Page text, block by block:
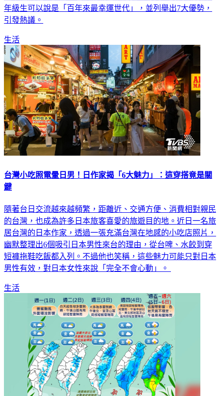
年級生可以說是「百年來最幸運世代」，並列舉出7大優勢，
引發熱議。
生活
台灣小吃照電暈日男！日作家揭「6大魅力」：這穿搭竟是關
鍵
隨著台日交流越來越頻繁，距離近、交通方便、消費相對親民
的台灣，也成為許多日本旅客喜愛的旅遊目的地。近日一名旅
居台灣的日本作家，透過一張充滿台灣在地感的小吃店照片，
幽默整理出6個吸引日本男性來台的理由，從台啤、水餃到穿
短褲拖鞋吃飯都入列。不過他也笑稱，這些魅力可能只對日本
男性有效，對日本女性來說「完全不會心動」。
生活